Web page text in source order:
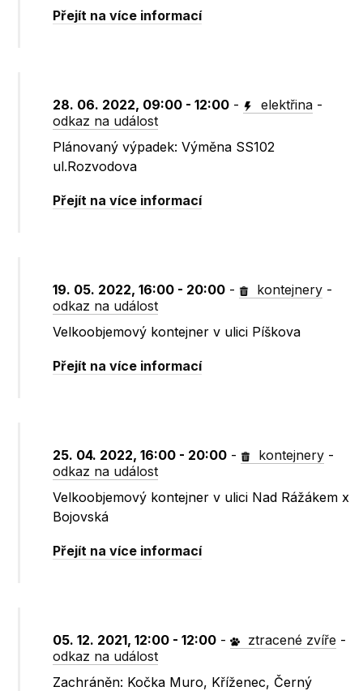
Přejít na více informací
28. 06. 2022, 09:00 - 12:00 - elektřina -
odkaz na událost
Plánovaný výpadek: Výměna SS102
ul.Rozvodova
Přejít na více informací
19. 05. 2022, 16:00 - 20:00 - kontejnery -
odkaz na událost
Velkoobjemový kontejner v ulici Píškova
Přejít na více informací
25. 04. 2022, 16:00 - 20:00 - kontejnery -
odkaz na událost
Velkoobjemový kontejner v ulici Nad Rážákem x
Bojovská
Přejít na více informací
05. 12. 2021, 12:00 - 12:00 - ztracené zvíře -
odkaz na událost
Zachráněn: Kočka Muro, Kříženec, Černý